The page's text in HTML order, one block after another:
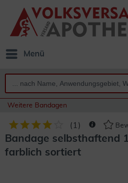
Menü
Weitere Bandagen
( 1 )
Bandage selbsthaftend
farblich sortiert